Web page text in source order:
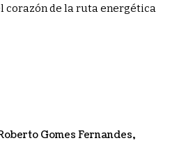
corazón de la ruta energética
Gomes Fernandes